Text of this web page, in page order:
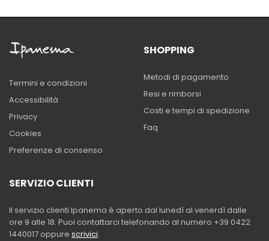
Termini e condizioni
Accessibilità
Privacy
Cookies
Preferenze di consenso
SHOPPING
Metodi di pagamento
Resi e rimborsi
Costi e tempi di spedizione
Faq
SERVIZIO CLIENTI
Il servizio clienti Ipanema è aperto dal lunedì al venerdì dalle
ore 9 alle 18. Puoi contattarci telefonando al numero +39 0422
1440017 oppure scrivici.